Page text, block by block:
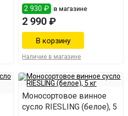
2 930 ₽ в магазине
2 990 ₽
Наличие в магазине
Моносортовое винное
сусло RIESLING (белое), 5